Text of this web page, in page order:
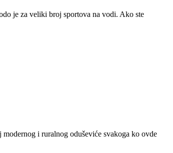
je za veliki broj sportova na vodi. Ako ste
i ruralnog oduševiće svakoga ko ovde